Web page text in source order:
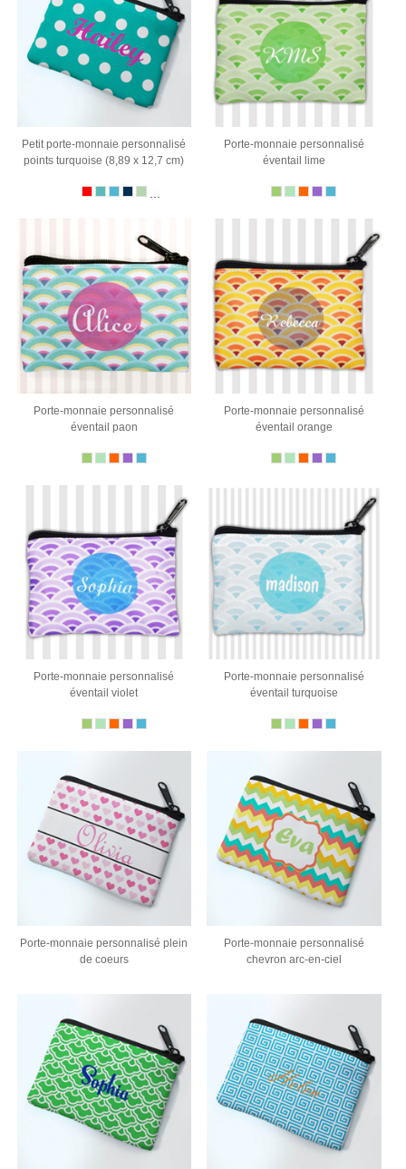
Petit porte-monnaie personnalisé
points turquoise (8,89 x 12,7 cm)
Porte-monnaie personnalisé
éventail lime
Porte-monnaie personnalisé
éventail paon
Porte-monnaie personnalisé
éventail orange
Porte-monnaie personnalisé
éventail violet
Porte-monnaie personnalisé
éventail turquoise
Porte-monnaie personnalisé plein
de coeurs
Porte-monnaie personnalisé
chevron arc-en-ciel